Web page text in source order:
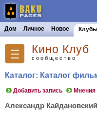
Дом Личное Новое Клубы
Кино Клуб
сообщество
Каталог: Каталог
Добавить запись Мнения
Александр Кайдановский